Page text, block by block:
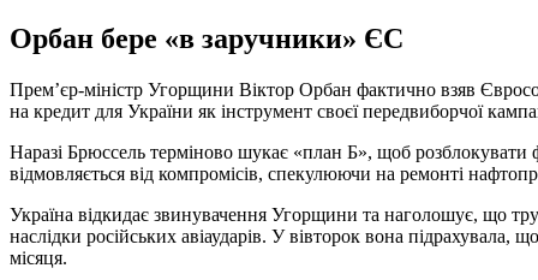
Орбан бере «в заручники» ЄС
Прем’єр-міністр Угорщини Віктор Орбан фактично взяв
на кредит для України як інструмент своєї передвиборчої
Наразі Брюссель терміново шукає «план Б», щоб розблокувати
відмовляється від компромісів, спекулюючи на ремонті
Україна відкидає звинувачення Угорщини та наголошує, що
наслідки російських авіаударів. У вівторок вона
місяця.